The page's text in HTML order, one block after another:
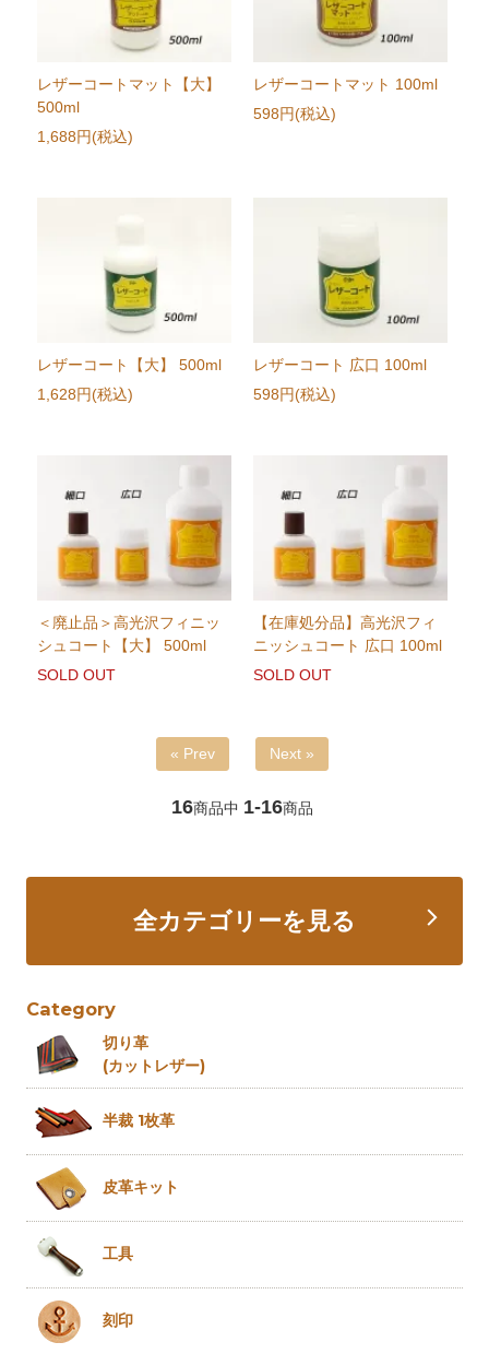
レザーコートマット【大】
500ml
1,688円(税込)
レザーコートマット 100ml
598円(税込)
レザーコート【大】 500ml
1,628円(税込)
レザーコート 広口 100ml
598円(税込)
＜廃止品＞高光沢フィニッ
シュコート【大】 500ml
SOLD OUT
【在庫処分品】高光沢フィ
ニッシュコート 広口 100ml
SOLD OUT
« Prev Next »
16商品中 1-16商品
全カテゴリーを見る
Category
切り革
(カットレザー)
半裁 1枚革
皮革キット
工具
刻印